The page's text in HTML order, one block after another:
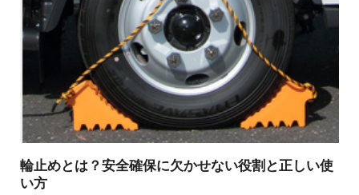
輪止めとは？安全確保に欠かせない役割と正しい使
い方